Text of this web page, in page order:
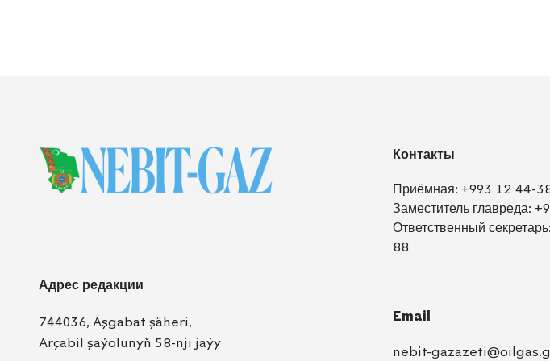
Адрес редакции
744036, Aşgabat şäheri,
Arçabil şaýolunyň 58-nji jaýy
Контакты
Приёмная: +993 12 44-
Заместитель главреда:
Ответственный секретарь:
88
Email
nebit-